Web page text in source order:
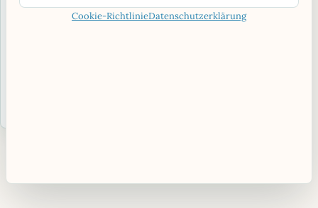
Cookie-RichtlinieDatenschutzerklärung
14,7 KM ENTFERNT
Reisemobil-Stellplatz Thorschütz